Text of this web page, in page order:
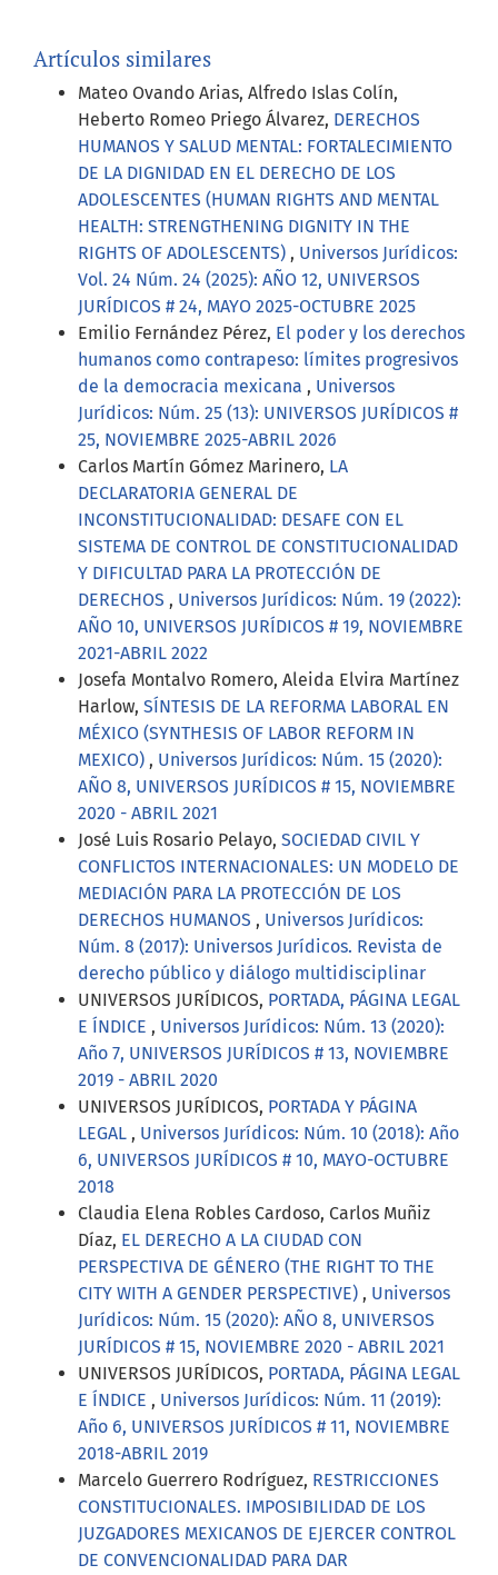
Artículos similares
Mateo Ovando Arias, Alfredo Islas Colín,
Heberto Romeo Priego Álvarez, DERECHOS
HUMANOS Y SALUD MENTAL: FORTALECIMIENTO
DE LA DIGNIDAD EN EL DERECHO DE LOS
ADOLESCENTES (HUMAN RIGHTS AND MENTAL
HEALTH: STRENGTHENING DIGNITY IN THE
RIGHTS OF ADOLESCENTS) , Universos Jurídicos:
Vol. 24 Núm. 24 (2025): AÑO 12, UNIVERSOS
JURÍDICOS # 24, MAYO 2025-OCTUBRE 2025
Emilio Fernández Pérez, El poder y los derechos
humanos como contrapeso: límites progresivos
de la democracia mexicana , Universos
Jurídicos: Núm. 25 (13): UNIVERSOS JURÍDICOS #
25, NOVIEMBRE 2025-ABRIL 2026
Carlos Martín Gómez Marinero, LA
DECLARATORIA GENERAL DE
INCONSTITUCIONALIDAD: DESAFE CON EL
SISTEMA DE CONTROL DE CONSTITUCIONALIDAD
Y DIFICULTAD PARA LA PROTECCIÓN DE
DERECHOS , Universos Jurídicos: Núm. 19 (2022):
AÑO 10, UNIVERSOS JURÍDICOS # 19, NOVIEMBRE
2021-ABRIL 2022
Josefa Montalvo Romero, Aleida Elvira Martínez
Harlow, SÍNTESIS DE LA REFORMA LABORAL EN
MÉXICO (SYNTHESIS OF LABOR REFORM IN
MEXICO) , Universos Jurídicos: Núm. 15 (2020):
AÑO 8, UNIVERSOS JURÍDICOS # 15, NOVIEMBRE
2020 - ABRIL 2021
José Luis Rosario Pelayo, SOCIEDAD CIVIL Y
CONFLICTOS INTERNACIONALES: UN MODELO DE
MEDIACIÓN PARA LA PROTECCIÓN DE LOS
DERECHOS HUMANOS , Universos Jurídicos:
Núm. 8 (2017): Universos Jurídicos. Revista de
derecho público y diálogo multidisciplinar
UNIVERSOS JURÍDICOS, PORTADA, PÁGINA LEGAL
E ÍNDICE , Universos Jurídicos: Núm. 13 (2020):
Año 7, UNIVERSOS JURÍDICOS # 13, NOVIEMBRE
2019 - ABRIL 2020
UNIVERSOS JURÍDICOS, PORTADA Y PÁGINA
LEGAL , Universos Jurídicos: Núm. 10 (2018): Año
6, UNIVERSOS JURÍDICOS # 10, MAYO-OCTUBRE
2018
Claudia Elena Robles Cardoso, Carlos Muñiz
Díaz, EL DERECHO A LA CIUDAD CON
PERSPECTIVA DE GÉNERO (THE RIGHT TO THE
CITY WITH A GENDER PERSPECTIVE) , Universos
Jurídicos: Núm. 15 (2020): AÑO 8, UNIVERSOS
JURÍDICOS # 15, NOVIEMBRE 2020 - ABRIL 2021
UNIVERSOS JURÍDICOS, PORTADA, PÁGINA LEGAL
E ÍNDICE , Universos Jurídicos: Núm. 11 (2019):
Año 6, UNIVERSOS JURÍDICOS # 11, NOVIEMBRE
2018-ABRIL 2019
Marcelo Guerrero Rodríguez, RESTRICCIONES
CONSTITUCIONALES. IMPOSIBILIDAD DE LOS
JUZGADORES MEXICANOS DE EJERCER CONTROL
DE CONVENCIONALIDAD PARA DAR